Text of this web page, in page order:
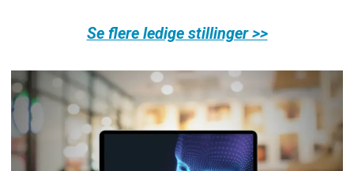
Se flere ledige stillinger >>